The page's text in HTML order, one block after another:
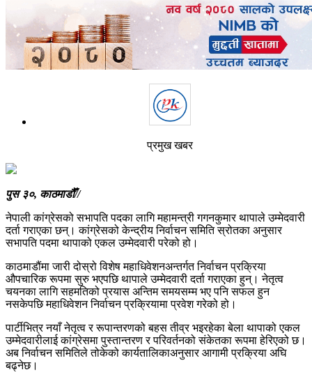
प्रमुख खबर
पुस ३०, काठमाडौँ//
नेपाली कांग्रेसको सभापति पदका लागि महामन्त्री गगनकुमार थापाले उम्मेदवारी
दर्ता गराएका छन्। कांग्रेसको केन्द्रीय निर्वाचन समिति स्रोतका अनुसार
सभापति पदमा थापाको एकल उम्मेदवारी परेको हो।
काठमाडौंमा जारी दोस्रो विशेष महाधिवेशनअन्तर्गत निर्वाचन प्रक्रिया
औपचारिक रूपमा सुरु भएपछि थापाले उम्मेदवारी दर्ता गराएका हुन्। नेतृत्व
चयनका लागि सहमतिको प्रयास अन्तिम समयसम्म भए पनि सफल हुन
नसकेपछि महाधिवेशन निर्वाचन प्रक्रियामा प्रवेश गरेको हो।
पार्टीभित्र नयाँ नेतृत्व र रूपान्तरणको बहस तीव्र भइरहेका बेला थापाको एकल
उम्मेदवारीलाई कांग्रेसमा पुस्तान्तरण र परिवर्तनको संकेतका रूपमा हेरिएको छ।
अब निर्वाचन समितिले तोकेको कार्यतालिकाअनुसार आगामी प्रक्रिया अघि
बढ्नेछ।